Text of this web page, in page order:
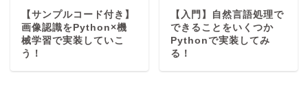
【サンプルコード付き】
画像認識をPython×機
械学習で実装していこ
う！
【入門】自然言語処理で
できることをいくつか
Pythonで実装してみ
る！